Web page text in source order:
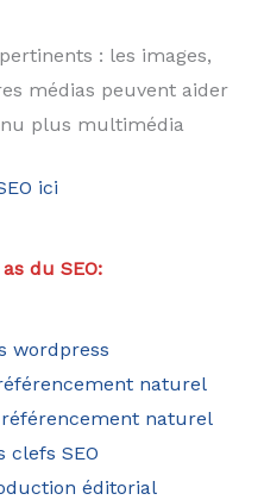
: les images,
médias peuvent aider
plus multimédia
ici
du SEO:
wordpress
naturel
naturel
clefs SEO
éditorial